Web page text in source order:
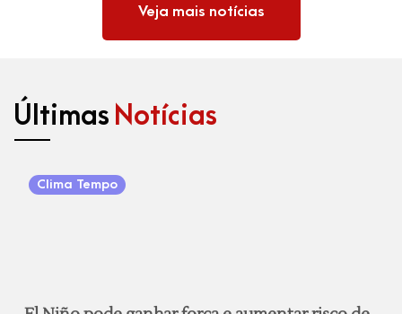
Veja mais notícias
Últimas Notícias
Clima Tempo